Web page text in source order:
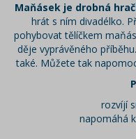
Maňásek je drobná
hrát s ním divadélko.
pohybovat tělíčkem
děje vyprávěného
také. Můžete tak
rozvíjí
napomáhá